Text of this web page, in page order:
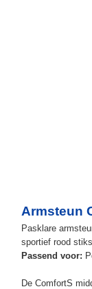
Armsteun
Pasklare
sportief rood
Passend voor:
De ComfortS